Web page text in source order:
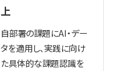
上
自部署の課題にAI・デー
タを適用し、実践に向け
た具体的な課題認識を